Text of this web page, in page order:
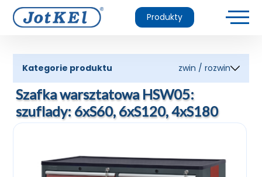
Produkty
Kategorie produktu zwin / rozwin
Szafka warsztatowa HSW05:
szuflady: 6xS60, 6xS120, 4xS180